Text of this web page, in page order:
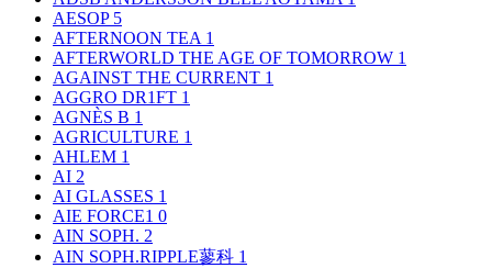
AESOP 5
AFTERNOON TEA 1
AFTERWORLD THE AGE OF TOMORROW 1
AGAINST THE CURRENT 1
AGGRO DR1FT 1
AGNÈS B 1
AGRICULTURE 1
AHLEM 1
AI 2
AI GLASSES 1
AIE FORCE1 0
AIN SOPH. 2
AIN SOPH.RIPPLE蓼科 1